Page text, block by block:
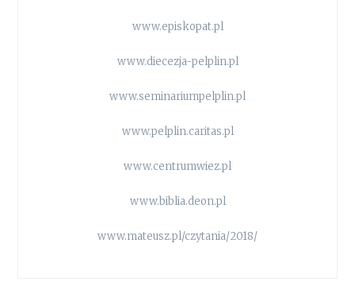
www.episkopat.pl
www.diecezja-pelplin.pl
www.seminariumpelplin.pl
www.pelplin.caritas.pl
www.centrumwiez.pl
www.biblia.deon.pl
www.mateusz.pl/czytania/2018/